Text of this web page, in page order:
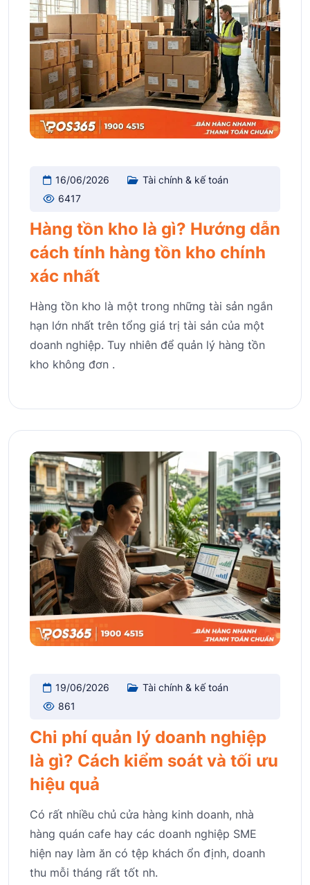
16/06/2026
Tài chính & kế toán
6417
Hàng tồn kho là gì? Hướng dẫn
cách tính hàng tồn kho chính
xác nhất
Hàng tồn kho là một trong những tài sản ngắn
hạn lớn nhất trên tổng giá trị tài sản của một
doanh nghiệp. Tuy nhiên để quản lý hàng tồn
kho không đơn .
19/06/2026
Tài chính & kế toán
861
Chi phí quản lý doanh nghiệp
là gì? Cách kiểm soát và tối ưu
hiệu quả
Có rất nhiều chủ cửa hàng kinh doanh, nhà
hàng quán cafe hay các doanh nghiệp SME
hiện nay làm ăn có tệp khách ổn định, doanh
thu mỗi tháng rất tốt nh.